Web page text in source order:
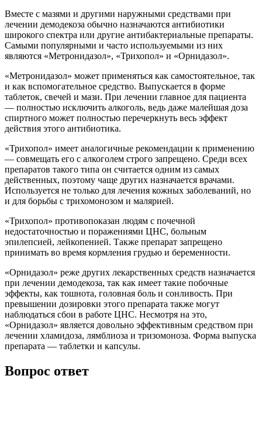
Вместе с мазями и другими наружными средствами при
лечении демодекоза обычно назначаются антибиотики
широкого спектра или другие антибактериальные препараты.
Самыми популярными и часто используемыми из них
являются «Метронидазол», «Трихопол» и «Орнидазол».
«Метронидазол» может применяться как самостоятельное, так
и как вспомогательное средство. Выпускается в форме
таблеток, свечей и мази. При лечении главное для пациента
— полностью исключить алкоголь, ведь даже малейшая доза
спиртного может полностью перечеркнуть весь эффект
действия этого антибиотика.
«Трихопол» имеет аналогичные рекомендации к применению
— совмещать его с алкоголем строго запрещено. Среди всех
препаратов такого типа он считается одним из самых
действенных, поэтому чаще других назначается врачами.
Используется не только для лечения кожных заболеваний, но
и для борьбы с трихомонозом и малярией.
«Трихопол» противопоказан людям с почечной
недостаточностью и поражениями ЦНС, больным
эпилепсией, лейкопенией. Также препарат запрещено
принимать во время кормления грудью и беременности.
«Орнидазол» реже других лекарственных средств назначается
при лечении демодекоза, так как имеет такие побочные
эффекты, как тошнота, головная боль и сонливость. При
превышении дозировки этого препарата также могут
наблюдаться сбои в работе ЦНС. Несмотря на это,
«Орнидазол» является довольно эффективным средством при
лечении хламидоза, лямблиоза и тризомоноза. Форма выпуска
препарата — таблетки и капсулы.
Вопрос ответ